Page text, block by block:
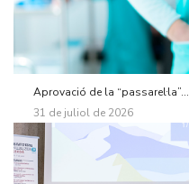
Aprovació de la “passarel·la”...
31 de juliol de 2026